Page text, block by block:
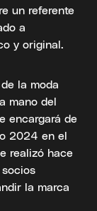
un referente
a
y original.
la moda
mano del
encargará de
2024 en el
realizó hace
la marca